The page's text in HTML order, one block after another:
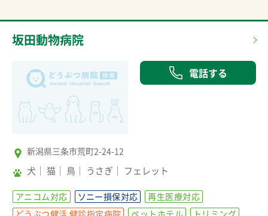
坂田動物病院
電話する
新潟県三条市荒町2-24-12
犬 猫 鳥 うさぎ フェレット
アニコム対応 ソニー損保対応
再生医療対応